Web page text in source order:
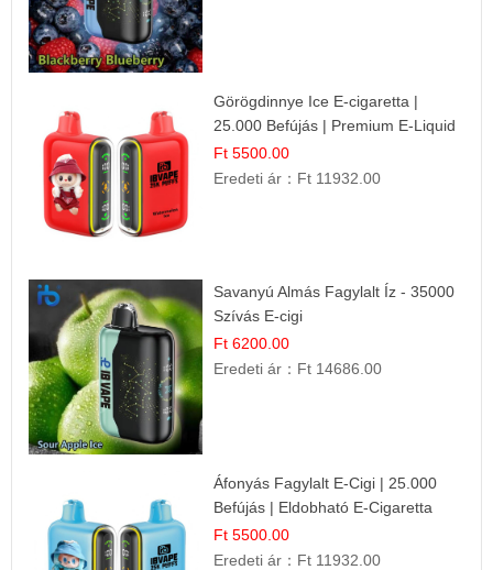
Görögdinnye Ice E-cigaretta |
25.000 Befújás | Premium E-Liquid
Ft 5500.00
Eredeti ár： Ft 11932.00
Savanyú Almás Fagylalt Íz - 35000
Szívás E-cigi
Ft 6200.00
Eredeti ár： Ft 14686.00
Áfonyás Fagylalt E-Cigi | 25.000
Befújás | Eldobható E-Cigaretta
Ft 5500.00
Eredeti ár： Ft 11932.00